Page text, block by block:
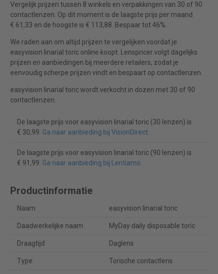
Vergelijk prijzen tussen 8 winkels en verpakkingen van 30 of 90
contactlenzen. Op dit moment is de laagste prijs per maand
€ 61,33 en de hoogste is € 113,88. Bespaar tot 46%.
We raden aan om altijd prijzen te vergelijken voordat je
easyvision linarial toric online koopt. Lenspricer volgt dagelijks
prijzen en aanbiedingen bij meerdere retailers, zodat je
eenvoudig scherpe prijzen vindt en bespaart op contactlenzen.
easyvision linarial toric wordt verkocht in dozen met 30 of 90
contactlenzen.
De laagste prijs voor easyvision linarial toric (30 lenzen) is
€ 30,99. Ga naar aanbieding bij VisionDirect.
De laagste prijs voor easyvision linarial toric (90 lenzen) is
€ 91,99. Ga naar aanbieding bij Lentiamo.
Productinformatie
Naam easyvision linarial toric
Daadwerkelijke naam MyDay daily disposable toric
Draagtijd Daglens
Type Torische contactlens